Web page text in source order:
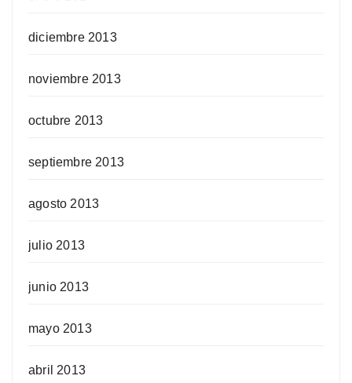
diciembre 2013
noviembre 2013
octubre 2013
septiembre 2013
agosto 2013
julio 2013
junio 2013
mayo 2013
abril 2013